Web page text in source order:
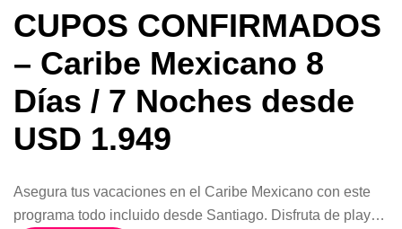
CUPOS CONFIRMADOS
– Caribe Mexicano 8
Días / 7 Noches desde
USD 1.949
Asegura tus vacaciones en el Caribe Mexicano con este
programa todo incluido desde Santiago. Disfruta de playas